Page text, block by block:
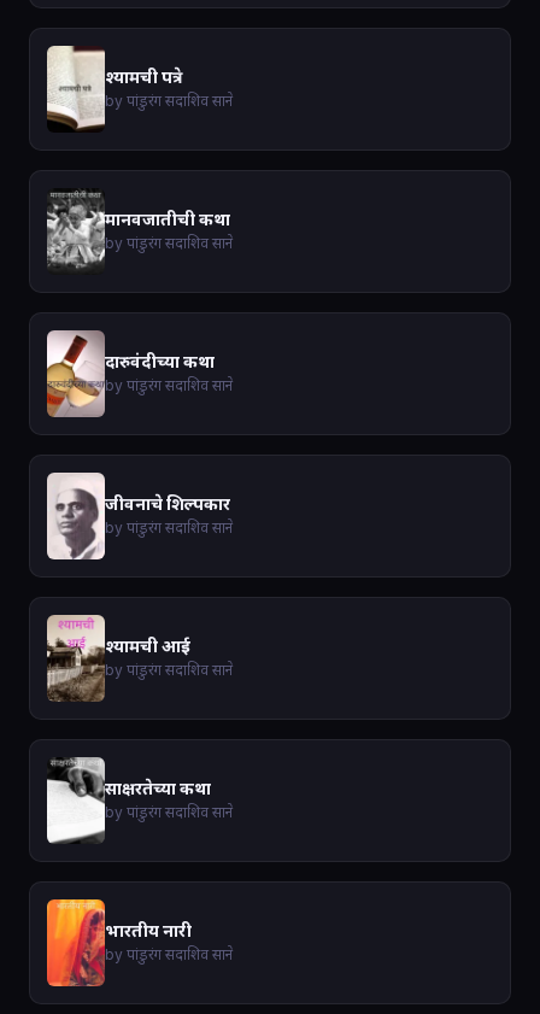
श्यामची पत्रे
by पांडुरंग सदाशिव साने
मानवजातीची कथा
by पांडुरंग सदाशिव साने
दारुवंदीच्या कथा
by पांडुरंग सदाशिव साने
जीवनाचे शिल्पकार
by पांडुरंग सदाशिव साने
श्यामची आई
by पांडुरंग सदाशिव साने
साक्षरतेच्या कथा
by पांडुरंग सदाशिव साने
भारतीय नारी
by पांडुरंग सदाशिव साने